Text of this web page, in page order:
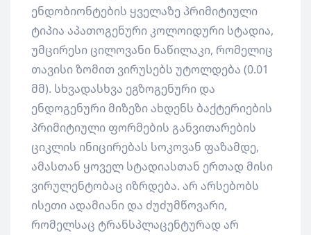
ენდობიონტების ყველაზე პრიმიტიული
ტიპია აპათოგენური კოლოიდური სტადია,
უმცირესი ცილოვანი ნაწილაკი, რომელიც
თავისი ზომით ვირუსებს უტოლდება (0.01
მმ). სხვადასხვა ეგზოგენური და
ენდოგენური მიზეზი ახდენს ბაქტერიების
პრიმიტიული ფორმების განვითარების
ციკლის ინიცირებას სოკოვან ფაზამდე,
ამასთან ყოველ სტადიასთან ერთად მისი
ვირულენტობაც იზრდება. არ არსებობს
ისეთი ადამიანი და ძუძუმწოვარი,
რომელსაც ტრანსპლაცენტურად არ